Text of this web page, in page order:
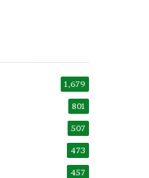
1,679
801
507
473
457